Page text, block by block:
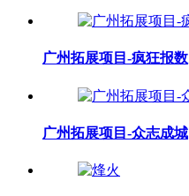
广州拓展项目-疯狂报数
广州拓展项目-众志成城